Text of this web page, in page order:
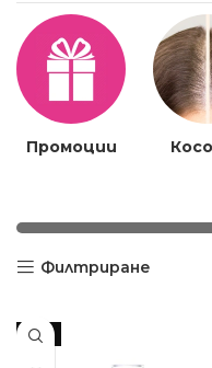
Промоции
Филтриране
-8%